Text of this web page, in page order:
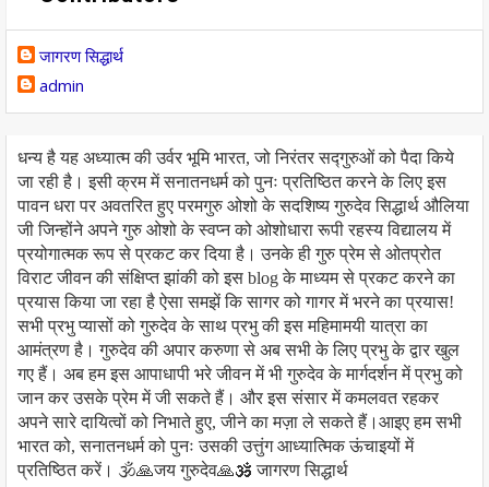
जागरण सिद्धार्थ
admin
धन्य है यह अध्यात्म की उर्वर भूमि भारत, जो निरंतर सद्गुरुओं को पैदा किये
जा रही है। इसी क्रम में सनातनधर्म को पुनः प्रतिष्ठित करने के लिए इस
पावन धरा पर अवतरित हुए परमगुरु ओशो के सदशिष्य गुरुदेव सिद्धार्थ औलिया
जी जिन्होंने अपने गुरु ओशो के स्वप्न को ओशोधारा रूपी रहस्य विद्यालय में
प्रयोगात्मक रूप से प्रकट कर दिया है। उनके ही गुरु प्रेम से ओतप्रोत
विराट जीवन की संक्षिप्त झांकी को इस blog के माध्यम से प्रकट करने का
प्रयास किया जा रहा है ऐसा समझें कि सागर को गागर में भरने का प्रयास!
सभी प्रभु प्यासों को गुरुदेव के साथ प्रभु की इस महिमामयी यात्रा का
आमंत्रण है। गुरुदेव की अपार करुणा से अब सभी के लिए प्रभु के द्वार खुल
गए हैं। अब हम इस आपाधापी भरे जीवन में भी गुरुदेव के मार्गदर्शन में प्रभु को
जान कर उसके प्रेम में जी सकते हैं। और इस संसार में कमलवत रहकर
अपने सारे दायित्वों को निभाते हुए, जीने का मज़ा ले सकते हैं।आइए हम सभी
भारत को, सनातनधर्म को पुनः उसकी उत्तुंग आध्यात्मिक ऊंचाइयों में
प्रतिष्ठित करें। 🕉️🙏जय गुरुदेव🙏🕉️ जागरण सिद्धार्थ